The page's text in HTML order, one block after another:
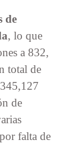
de
, lo que
a 832,
total de
de
falta de